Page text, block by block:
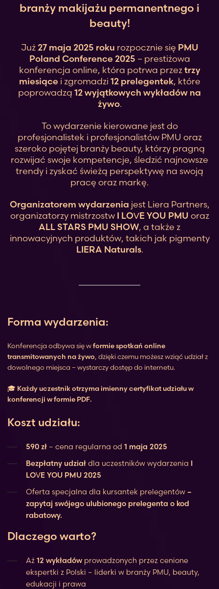
branży makijażu permanentnego i
beauty!
Już27 maja 2025 roku rozpocznie się PMU
Poland Conference 2025 – prestiżowa
konferencja online, która potrwa przeztrzy
miesiące i zgromadzi 12 prelegentek, które
poprowadzą 12 wyjątkowych wykładów na
żywo.
To wydarzenie kierowane jest do
profesjonalistek i profesjonalistów PMU oraz
szeroko pojętej branży beauty, którzy pragną
rozwijać swoje kompetencje, śledzić najnowsze
trendy i zyskać świeżą perspektywę na swoją
pracę oraz markę.
Organizatorem wydarzenia jest Liera Partners,
organizatorzy mistrzostw I LOVE YOU PMU oraz
ALL STARS PMU SHOW, a także z
innowacyjnych produktów, takich jak pigmenty
LIERA Naturals.
Forma wydarzenia:
Konferencja odbywa się wformie spotkań online
transmitowanych na żywo, dzięki czemu możesz wziąć udział z
dowolnego miejsca – wystarczy dostęp do internetu.
🎓 Każdy uczestnik otrzyma imienny certyfikat udziału w
konferencji w formie PDF.
Koszt udziału:
590 zł – cena regularna od 1 maja 2025
Bezpłatny udział dla uczestników wydarzenia I
LOVE YOU PMU 2025
Oferta specjalna dla kursantek prelegentów –
zapytaj swójego ulubionego prelegenta o kod
rabatowy.
Dlaczego warto?
Aż 12 wykładów prowadzonych przez cenione
ekspertki z Polski – liderki w branży PMU, beauty,
edukacji i prawa